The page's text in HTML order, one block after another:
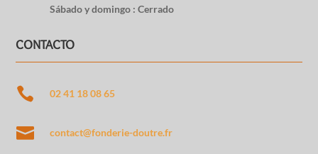
Sábado y domingo : Cerrado
CONTACTO
 02 41 18 08 65
 contact@fonderie-doutre.fr